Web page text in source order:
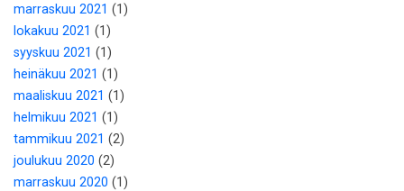
marraskuu 2021 (1)
lokakuu 2021 (1)
syyskuu 2021 (1)
heinäkuu 2021 (1)
maaliskuu 2021 (1)
helmikuu 2021 (1)
tammikuu 2021 (2)
joulukuu 2020 (2)
marraskuu 2020 (1)